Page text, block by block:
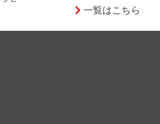
一覧はこちら